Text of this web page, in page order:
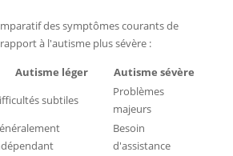
des symptômes courants de
à l'autisme plus sévère :
Autisme léger
Autisme sévère
subtiles
Problèmes
majeurs
Besoin
d'assistance